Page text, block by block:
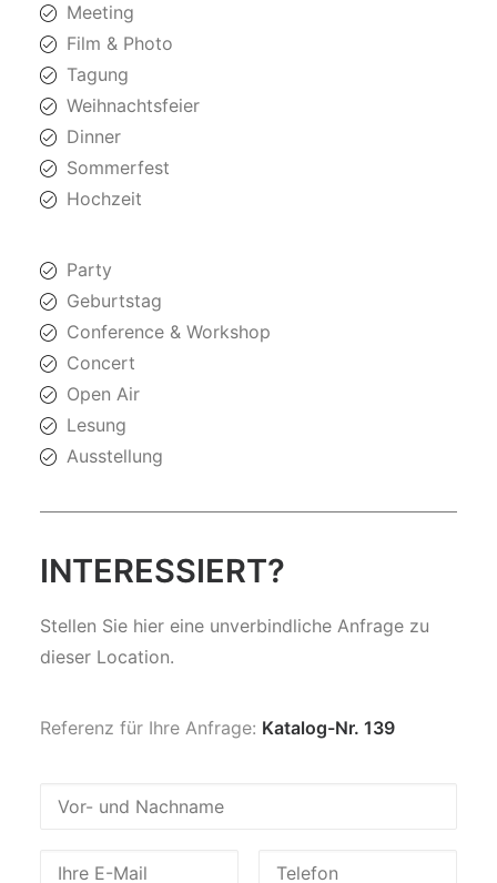
Meeting
Film & Photo
Tagung
Weihnachtsfeier
Dinner
Sommerfest
Hochzeit
Party
Geburtstag
Conference & Workshop
Concert
Open Air
Lesung
Ausstellung
INTERESSIERT?
Stellen Sie hier eine unverbindliche Anfrage zu
dieser Location.
Referenz für Ihre Anfrage: Katalog-Nr. 139